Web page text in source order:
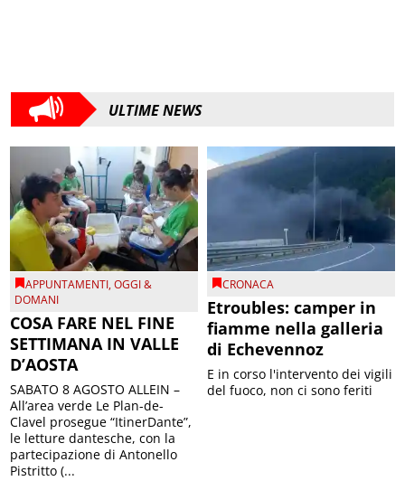
ULTIME NEWS
APPUNTAMENTI,OGGI &
DOMANI
COSA FARE NEL FINE
SETTIMANA IN VALLE
D’AOSTA
SABATO 8 AGOSTO ALLEIN –
All’area verde Le Plan-de-
Clavel prosegue “ItinerDante”,
le letture dantesche, con la
partecipazione di Antonello
Pistritto (...
CRONACA
Etroubles: camper in
fiamme nella galleria
di Echevennoz
E in corso l'intervento dei vigili
del fuoco, non ci sono feriti